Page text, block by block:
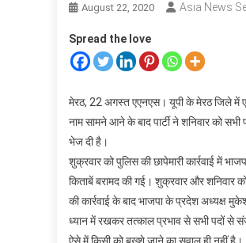
August 22, 2020 Asia News
Spread the love
मेरठ, 22 अगस्त एएनएस। यूपी के मेरठ जिले में
नाम सामने आने के बाद पार्टी ने शनिवार को
भेज दी है।
शुक्रवार को पुलिस की छापेमारी कार्रवाई में
किताबें बरामद की गई। शुक्रवार और शनिवार
की कार्रवाई के बाद भाजपा के प्रदेश अध्यक्ष
ध्यान में रखकर तत्काल प्रभाव से सभी पदों से